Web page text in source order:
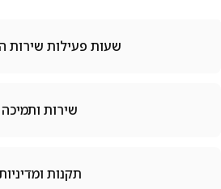
שעות פעילות שירות
שירות ותמיכה
תקנות